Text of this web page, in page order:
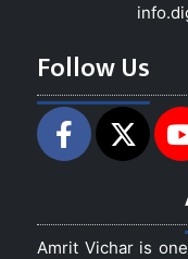
Follow Us
Amrit Vichar is